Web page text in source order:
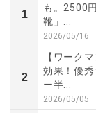
1
も。2500
靴」...
2026/05/16
2
【ワーク
効果！優
ー半...
2026/05/05